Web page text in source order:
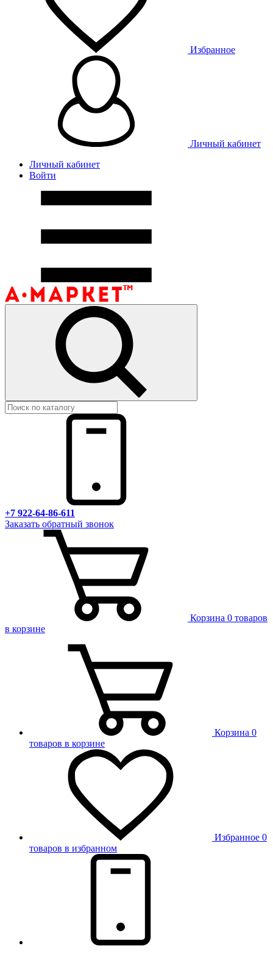
Избранное
Личный кабинет
Личный кабинет
Войти
+7 922-64-86-611
Заказать обратный звонок
Корзина 0 товаров
в корзине
Корзина 0
товаров в корзине
Избранное 0
товаров в избранном